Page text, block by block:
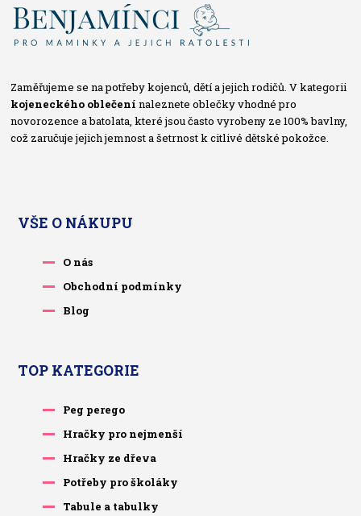
Zaměřujeme se na potřeby kojenců, dětí a jejich rodičů. V kategorii
kojeneckého oblečení naleznete oblečky vhodné pro
novorozence a batolata, které jsou často vyrobeny ze 100% bavlny,
což zaručuje jejich jemnost a šetrnost k citlivé dětské pokožce.
VŠE O NÁKUPU
O nás
Obchodní podmínky
Blog
TOP KATEGORIE
Peg perego
Hračky pro nejmenší
Hračky ze dřeva
Potřeby pro školáky
Tabule a tabulky